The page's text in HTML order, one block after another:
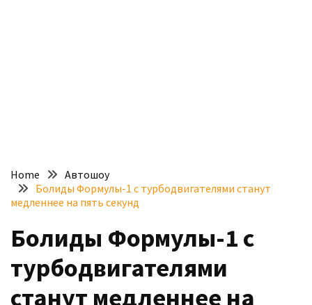
шукати
“як
злити
бензин”
Scania
Home
Автошоу
Болиды Формулы-1 с турбодвигателями станут
медленнее на пять секунд
Болиды Формулы-1 с
турбодвигателями
станут медленнее на